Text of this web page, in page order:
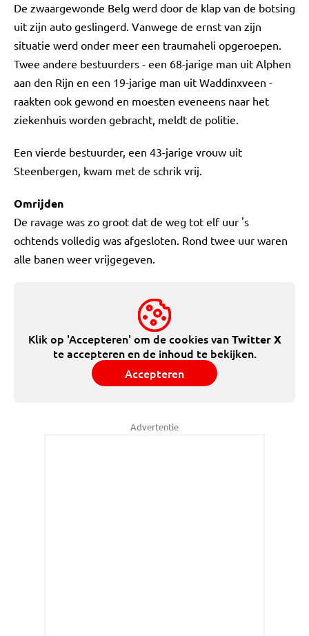
De zwaargewonde Belg werd door de klap van de botsing
uit zijn auto geslingerd. Vanwege de ernst van zijn
situatie werd onder meer een traumaheli opgeroepen.
Twee andere bestuurders - een 68-jarige man uit Alphen
aan den Rijn en een 19-jarige man uit Waddinxveen -
raakten ook gewond en moesten eveneens naar het
ziekenhuis worden gebracht, meldt de politie.
Een vierde bestuurder, een 43-jarige vrouw uit
Steenbergen, kwam met de schrik vrij.
Omrijden
De ravage was zo groot dat de weg tot elf uur 's
ochtends volledig was afgesloten. Rond twee uur waren
alle banen weer vrijgegeven.
Klik op 'Accepteren' om de cookies vanTwitter X
te accepteren en de inhoud te bekijken.
Accepteren
Advertentie